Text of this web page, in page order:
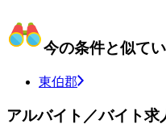
今の条件と似て
東伯郡
アルバイト／バイト求